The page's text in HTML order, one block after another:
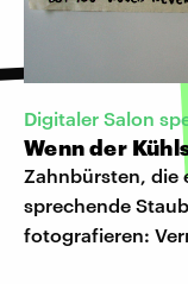
​Digitaler Salon
Wenn der
Zahnbürsten, die
sprechende
fotografieren: